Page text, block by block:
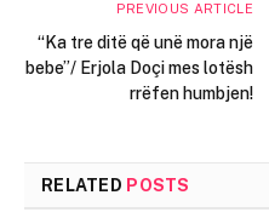
PREVIOUS ARTICLE
“Ka tre ditë që unë mora një
bebe”/ Erjola Doçi mes lotësh
rrëfen humbjen!
RELATED POSTS